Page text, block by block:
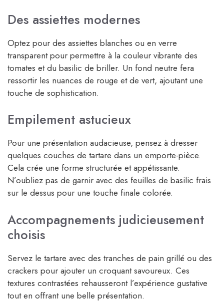
Des assiettes modernes
Optez pour des assiettes blanches ou en verre
transparent pour permettre à la couleur vibrante des
tomates et du basilic de briller. Un fond neutre fera
ressortir les nuances de rouge et de vert, ajoutant une
touche de sophistication.
Empilement astucieux
Pour une présentation audacieuse, pensez à dresser
quelques couches de tartare dans un emporte-pièce.
Cela crée une forme structurée et appétissante.
N’oubliez pas de garnir avec des feuilles de basilic frais
sur le dessus pour une touche finale colorée.
Accompagnements judicieusement
choisis
Servez le tartare avec des tranches de pain grillé ou des
crackers pour ajouter un croquant savoureux. Ces
textures contrastées rehausseront l’expérience gustative
tout en offrant une belle présentation.